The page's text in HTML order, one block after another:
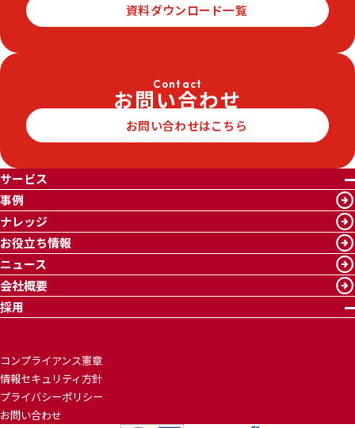
資料ダウンロード一覧
Contact
お問い合わせ
お問い合わせはこちら
サービス
事例
ナレッジ
お役立ち情報
ニュース
会社概要
採用
コンプライアンス憲章
情報セキュリティ方針
プライバシーポリシー
お問い合わせ